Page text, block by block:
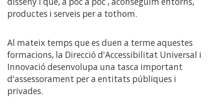
productes i serveis per a tothom.
Al mateix temps que es duen a terme aquestes
formacions, la Direcció d'Accessibilitat Universal i
Innovació desenvolupa una tasca important
d'assessorament per a entitats públiques i
privades.